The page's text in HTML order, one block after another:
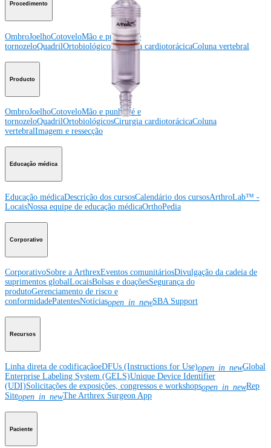
Procedimento
OmbroJoelhoCotoveloMão e punhoPé e
tornozeloQuadrilOrtobiológicosCirurgia cardiotorácicaColuna vertebral
Producto
OmbroJoelhoCotoveloMão e punhoPé e
tornozeloQuadrilOrtobiológicosCirurgia cardiotorácicaColuna
vertebralImagem e ressecção
Educação médica
Educação médicaDescrição dos cursosCalendário dos cursosArthroLab™ -
LocaisNossa equipe de educação médicaOrthoPedia
Corporativo
CorporativoSobre a ArthrexEventos comunitáriosDivulgação da cadeia de
suprimentos globalLocaisBolsas e doaçõesSegurança do
produtoGerenciamento de risco e
conformidadePatentesNotíciasopen_in_newSBA Support
Recursos
Linha direta de codificaçãoeDFUs (Instructions for Use)open_in_newGlobal
Enterprise Labeling System (GELS)Unique Device Identifier
(UDI)Solicitações de exposições, congressos e workshopsopen_in_newRep
Siteopen_in_newThe Arthrex Surgeon App
Paciente